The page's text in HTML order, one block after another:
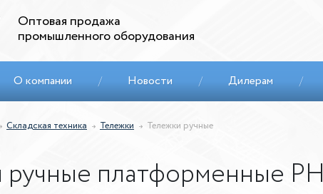
Оптовая продажа
промышленного оборудования
О компании / Новости / Дилерам /
Складская техника Тележки Тележки ручные
ручные платформенные PH